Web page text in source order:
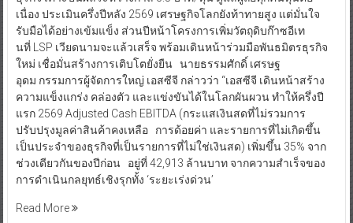
เนื่อง ประเมินครึ่งปีหลัง 2569 เศรษฐกิจโลกยังท้าทายสูง แต่มั่นใจ
รับมือได้อย่างเข้มแข็ง ส่วนปีหน้าโครงการเพิ่มวัตถุดิบก๊าซอีเท
นที่ LSP เวียดนามจะแล้วเสร็จ พร้อมเดินหน้าร่วมมือพันธมิตรธุรกิจ
ใหม่ เชื่อมั่นสร้างการเติบโตยั่งยืน นายธรรมศักดิ์ เศรษฐ
อุดม กรรมการผู้จัดการใหญ่ เอสซีจี กล่าวว่า “เอสซีจี เดินหน้าสร้าง
ความแข็งแกร่ง คล่องตัว และแข่งขันได้ในโลกผันผวน ทำให้ครึ่งปี
แรก 2569 Adjusted Cash EBITDA (กระแสเงินสดที่ไม่รวมการ
ปรับปรุงมูลค่าสินค้าคงเหลือ การด้อยค่า และรายการที่ไม่เกิดขึ้น
เป็นประจำของธุรกิจที่เป็นรายการที่ไม่ใช่เงินสด) เพิ่มขึ้น 35% จาก
ช่วงเดียวกันของปีก่อน อยู่ที่ 42,913 ล้านบาท จากความสำเร็จของ
การดำเนินกลยุทธ์เชิงรุกทั้ง ‘ระยะเร่งด่วน’
Read More